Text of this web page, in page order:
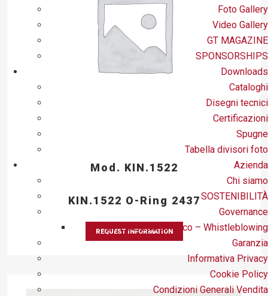
Foto Gallery
Video Gallery
GT MAGAZINE
SPONSORSHIPS
Downloads
Cataloghi
Disegni tecnici
Certificazioni
Spugne
Tabella divisori foto
Azienda
Chi siamo
SOSTENIBILITÀ
Governance
GT Line Codice Etico – Whistleblowing
Garanzia
Informativa Privacy
Cookie Policy
Condizioni Generali Vendita
Mod. KIN.1522
KIN.1522 O-Ring 2437
REQUEST INFORMATION